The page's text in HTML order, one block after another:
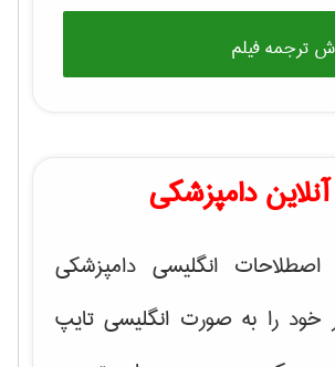
ترجمه فیلم
دامپزشکی
انگلیسی دامپزشکی
خود را به صورت انگلیسی تایپ